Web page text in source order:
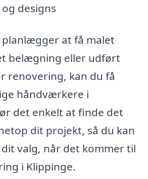
designs
planlægger at få malet
belægning eller udført
renovering, kan du få
håndværkere i
det enkelt at finde det
dit projekt, så du kan
valg, når det kommer til
i Klippinge.